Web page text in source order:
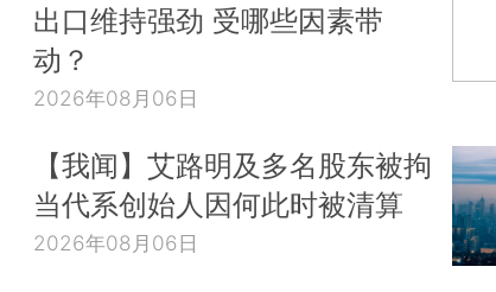
出口维持强劲 受哪些因素带
动？
2026年08月06日
【我闻】艾路明及多名股东被拘
当代系创始人因何此时被清算
2026年08月06日